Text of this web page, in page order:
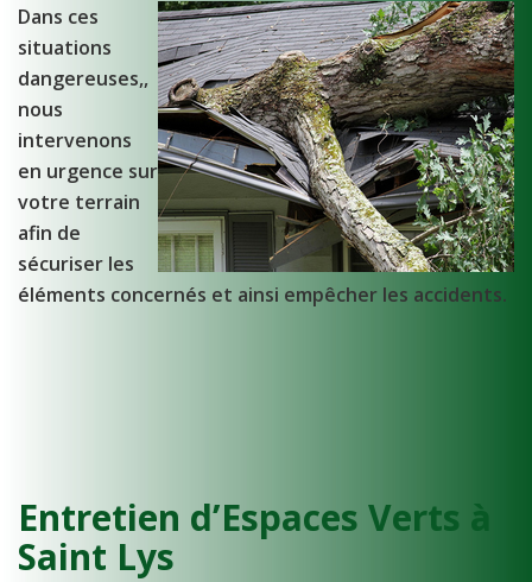
Dans ces
situations
dangereuses,,
nous
intervenons
en urgence sur
votre terrain
afin de
sécuriser les
éléments concernés et ainsi empêcher les accidents.
Entretien d’Espaces Verts à
Saint Lys